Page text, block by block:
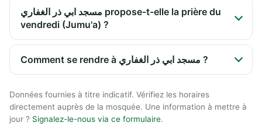
مسجد ابي ذر الغفاري propose-t-elle la prière du
vendredi (Jumu'a) ?
Comment se rendre à مسجد ابي ذر الغفاري ?
Données fournies à titre indicatif. Vérifiez les horaires
directement auprès de la mosquée. Une information à mettre à
jour ? Signalez-le-nous via ce formulaire.